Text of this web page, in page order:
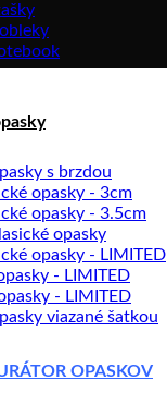
s brzdou
opasky - 3cm
opasky - 3.5cm
opasky
opasky - LIMITED
- LIMITED
- LIMITED
viazané šatkou
OPASKOV